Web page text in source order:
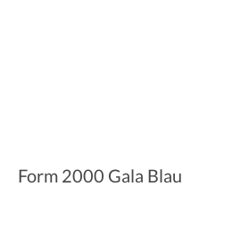
Form 2000 Gala Blau